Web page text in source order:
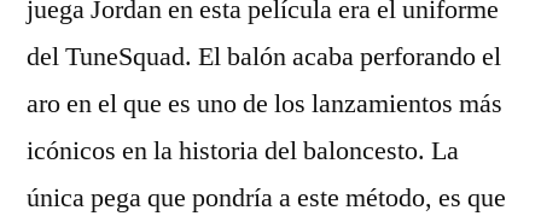
juega Jordan en esta película era el uniforme
del TuneSquad. El balón acaba perforando el
aro en el que es uno de los lanzamientos más
icónicos en la historia del baloncesto. La
única pega que pondría a este método, es que